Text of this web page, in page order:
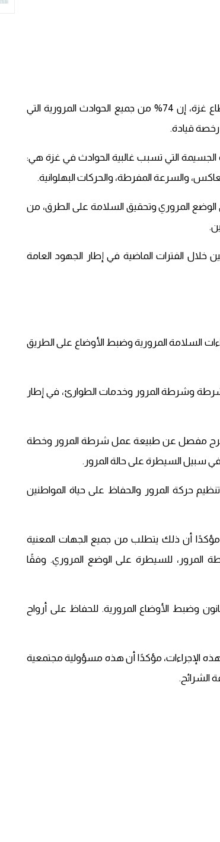
قال العميد تامر شحادة، مدير شرطة المرور والنجدة العميد في قطاع غزة، إن 74% من جميع الحوادث المرورية التي
الجسيمة التي تسبب غالبية الحوادث في غزة هي:
والسرعة المفرطة، والحركات البهلوانية.
المروري وتحقيق السلامة على الطرق، من
الفترات الماضية في إطار الجهود العامة
السلامة المرورية وضبط الأوضاع على الطريق
وشرطة المرور وخدمات الطوارئ، في إطار
شرح مفصل عن طبيعة عمل شرطة المرور وخطة
سبيل السيطرة على حالة المرور.
حركة المرور والحفاظ على حياة المواطنين
مؤكدًا أن ذلك يتطلب من جميع الجهات المعنية
المرور، للسيطرة على الوضع المروري. وفقًا
وضبط الأوضاع المرورية. للحفاظ على أرواح
الإجراءات، مؤكدًا أن هذه مسؤولية مجتمعية
الشرائح.